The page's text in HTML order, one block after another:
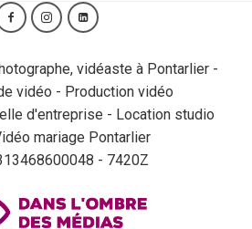
vidéaste à Pontarlier -
vidéo - Production vidéo
d'entreprise - Location studio
mariage Pontarlier
- 7420Z